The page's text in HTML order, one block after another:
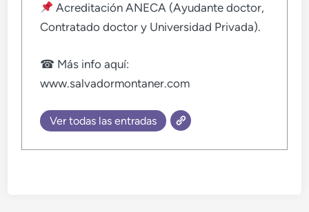
Acreditación ANECA (Ayudante doctor,
Contratado doctor y Universidad Privada).
☎ Más info aquí:
www.salvadormontaner.com
Ver todas las entradas